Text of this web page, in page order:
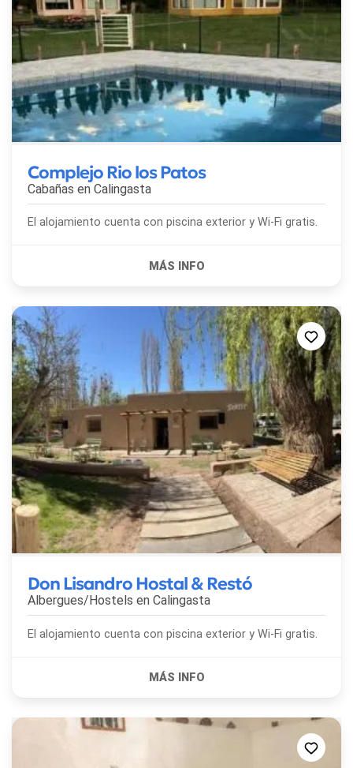
Complejo Rio los Patos
Cabañas en Calingasta
El alojamiento cuenta con piscina exterior y Wi-Fi gratis.
Don Lisandro Hostal & Restó
Albergues/Hostels en Calingasta
El alojamiento cuenta con piscina exterior y Wi-Fi gratis.